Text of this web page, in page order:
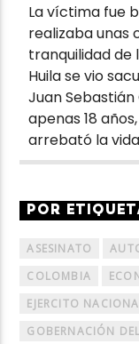
La víctima fue
realizaba unas
tranquilidad de
Huila se vio
Juan
apenas 18
arrebató la
POR
ASESINATO
COLOMBIA
EJERCITO
GOBERNACIÓN